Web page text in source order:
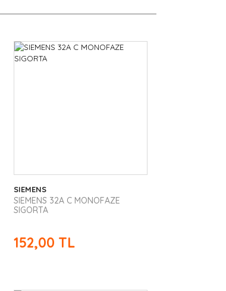
SIEMENS
SIEMENS 32A C MONOFAZE
SIGORTA
152,00 TL